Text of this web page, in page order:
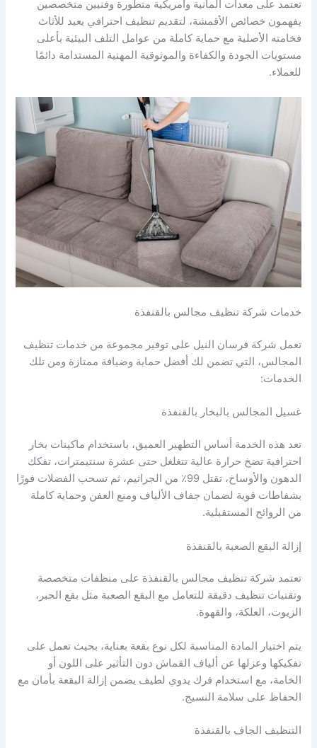
تعتمد على معدات ألمانية وأمريكية متطورة وفنيين متخصصين
يفهمون خصائص الأقمشة، لتقديم تنظيف احترافي يعيد للأثاث
فخامته الأصلية مع حماية كاملة من عوامل التلف البيئية بأعلى
مستويات الجودة والكفاءة والموثوقية المهنية المستدامة دائمًا
للعملاء.
خدمات شركة تنظيف مجالس بالقنفذة
تعمل شركة فرسان النيل على توفير مجموعة من خدمات تنظيف
المجالس، التي تضمن لك أفضل حماية وضيافة ممتازة ومن تلك
الخدمات:
غسيل المجالس بالبخار بالقنفذة
تعد هذه الخدمة أساس التطهير العميق، باستخدام ماكينات بخار
احترافية تضخ حرارة عالية تتغلغل حتى عشرة سنتيمترات، تفكك
الدهون والأوساخ، تقتل 99٪ من الجراثيم، ثم تسحب الفضلات فورًا
بشفاطات قوية لضمان جفاف الألياف ومنع العفن وحماية كاملة
من الروائح المستقبلية.
إزالة البقع الصعبة بالقنفذة
تعتمد شركة تنظيف مجالس بالقنفذة على منظفات متخصصة
وتقنيات تنظيف دقيقة للتعامل مع البقع الصعبة مثل بقع الحبر،
الزيوت، العلكة، والقهوة.
يتم اختيار المادة المناسبة لكل نوع بقعة بعناية، بحيث تعمل على
تفكيكها وعزلها عن ألياف القماش دون التأثير على اللون أو
الخامة، مع استخدام فرك يدوي لطيف يضمن إزالة البقعة بأمان مع
الحفاظ على سلامة النسيج.
التنظيف الجاف بالقنفذة